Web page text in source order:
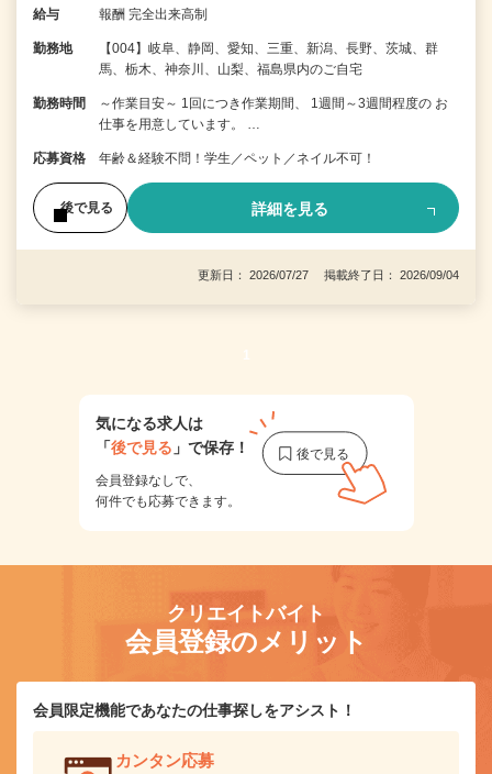
給与 報酬 完全出来高制
勤務地
【004】岐阜、静岡、愛知、三重、新潟、長野、茨城、群
馬、栃木、神奈川、山梨、福島県内のご自宅
勤務時間
～作業目安～ 1回につき作業期間、 1週間～3週間程度の お
仕事を用意しています。 …
応募資格 年齢＆経験不問！学生／ペット／ネイル不可！
後で見る 詳細を見る
更新日： 2026/07/27 掲載終了日： 2026/09/04
1
気になる求人は
「後で見る 」で保存！
会員登録なしで、
何件でも応募できます。
クリエイトバイト
会員登録のメリット
会員限定機能であなたの仕事探しをアシスト！
カンタン応募